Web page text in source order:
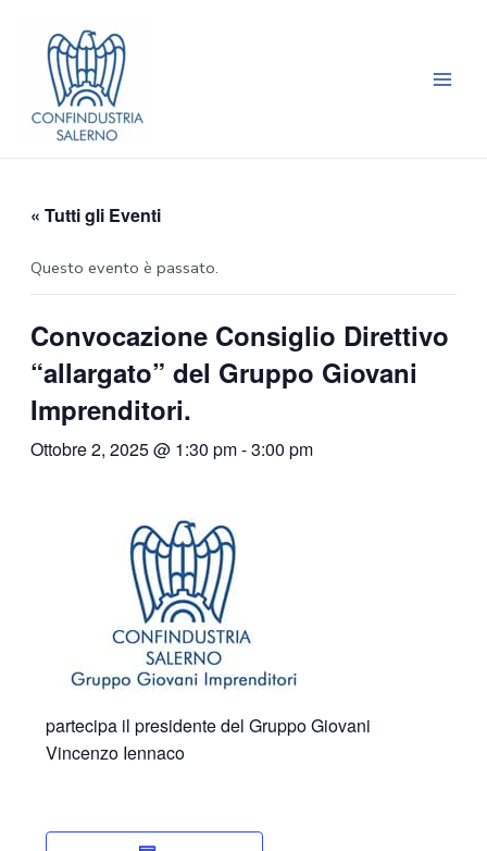
contenuto
« Tutti gli Eventi
Questo evento è passato.
Convocazione Consiglio Direttivo
“allargato” del Gruppo Giovani
Imprenditori.
Ottobre 2, 2025 @ 1:30 pm-3:00 pm
partecipa il presidente del Gruppo Giovani
Vincenzo Iennaco